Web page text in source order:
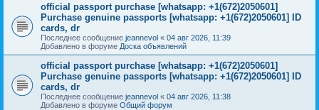
official passport purchase [whatsapp: +1(672)2050601]
Purchase genuine passports [whatsapp: +1(672)2050601] ID
cards, dr
Последнее сообщение jeannevol « 04 авг 2026, 11:39
Добавлено в форуме Доска объявлений
official passport purchase [whatsapp: +1(672)2050601]
Purchase genuine passports [whatsapp: +1(672)2050601] ID
cards, dr
Последнее сообщение jeannevol « 04 авг 2026, 11:38
Добавлено в форуме Общий форум